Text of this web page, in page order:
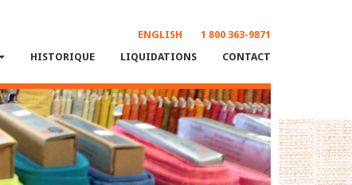
ENGLISH
1 800 363-9871
HISTORIQUE LIQUIDATIONS CONTACT